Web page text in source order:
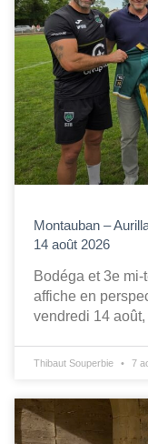
Montauban –
14 août 2026
Bodéga et 3e
affiche en
vendredi 14
Thibaut Souperbie 7